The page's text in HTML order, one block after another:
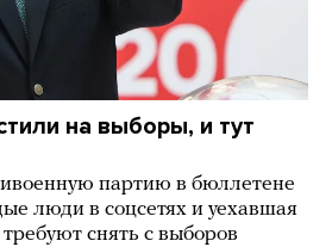
на выборы, и тут
партию в бюллетене
люди в соцсетях и уехавшая
снять с выборов